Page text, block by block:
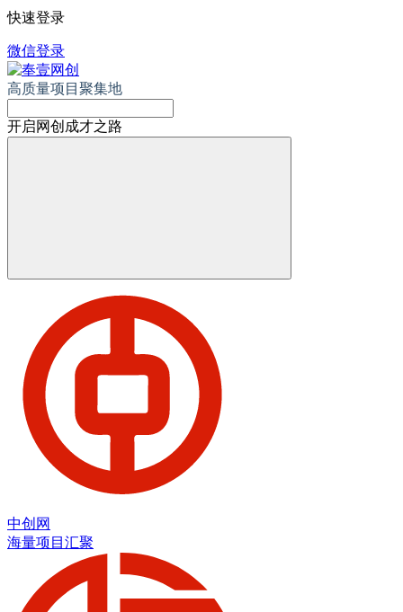
快速登录
微信登录
高质量项目聚集地
开启网创成才之路
中创网
海量项目汇聚